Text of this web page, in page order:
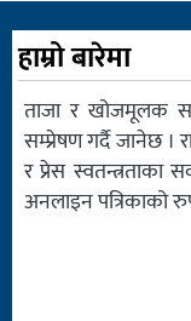
हाम्रो बारेमा
ताजा र खोजमूलक
सम्प्रेषण गर्दै जानेछ ।
र प्रेस
अनलाइन पत्रिकाको